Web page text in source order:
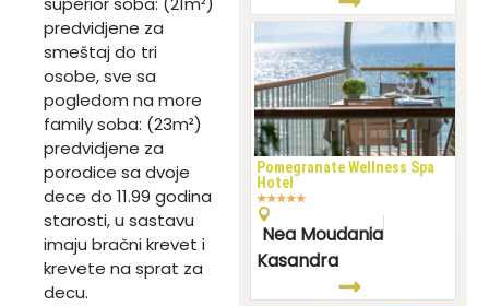
predvidjene za
smeštaj do tri
osobe, sve sa
pogledom na more
family soba: (23m²)
predvidjene za
porodice sa dvoje
dece do 11.99 godina
starosti, u sastavu
imaju bračni krevet i
krevete na sprat za
decu.
Pomegranate Wellness Spa
Hotel
★★★★★
Nea Moudania
Kasandra